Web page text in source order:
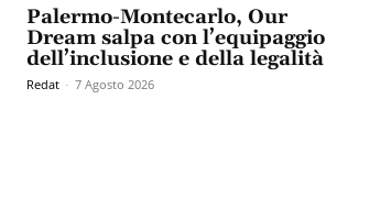
Palermo-Montecarlo, Our
Dream salpa con l’equipaggio
dell’inclusione e della legalità
Redat - 7 Agosto 2026